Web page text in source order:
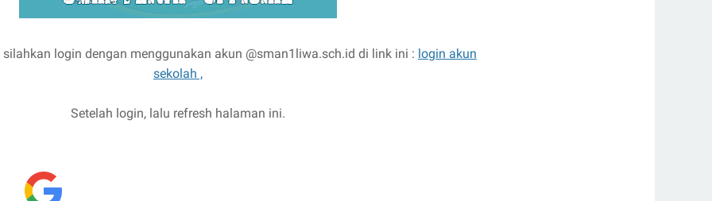
login dengan menggunakan akun @sman1liwa.sch.id di link ini : login akun
sekolah ,
Setelah login, lalu refresh halaman ini.